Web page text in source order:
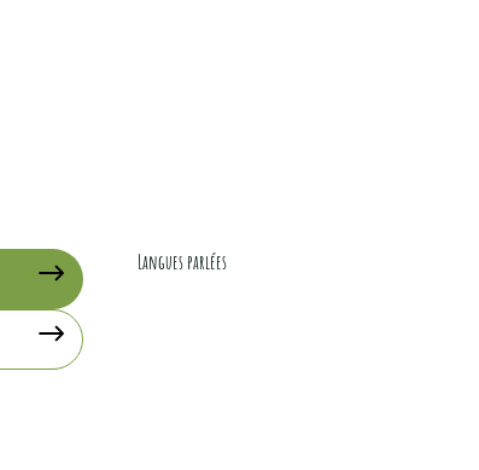
Langues parlées
Langues parlées